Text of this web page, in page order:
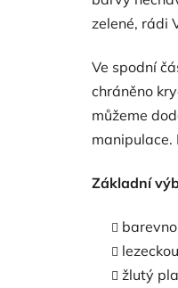
zelené, rádi
Ve spodní
chráněno
můžeme
manipulace.
Základní
žlutý